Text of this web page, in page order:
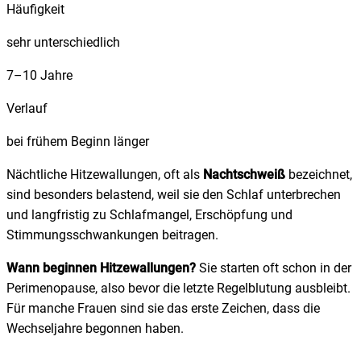
Häufigkeit
sehr unterschiedlich
7–10 Jahre
Verlauf
bei frühem Beginn länger
Nächtliche Hitzewallungen, oft als Nachtschweiß bezeichnet,
sind besonders belastend, weil sie den Schlaf unterbrechen
und langfristig zu Schlafmangel, Erschöpfung und
Stimmungsschwankungen beitragen.
Wann beginnen Hitzewallungen? Sie starten oft schon in der
Perimenopause, also bevor die letzte Regelblutung ausbleibt.
Für manche Frauen sind sie das erste Zeichen, dass die
Wechseljahre begonnen haben.